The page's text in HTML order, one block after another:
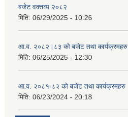
बजेट वक्तव्य २०८२
मिति: 06/29/2025 - 10:26
आ.व. २०८२।८३ को बजेट तथा कार्यक्रमहरु
मिति: 06/25/2025 - 12:30
आ.व. २०८१-८२ को बजेट तथा कार्यक्रमहरु
मिति: 06/23/2024 - 20:18